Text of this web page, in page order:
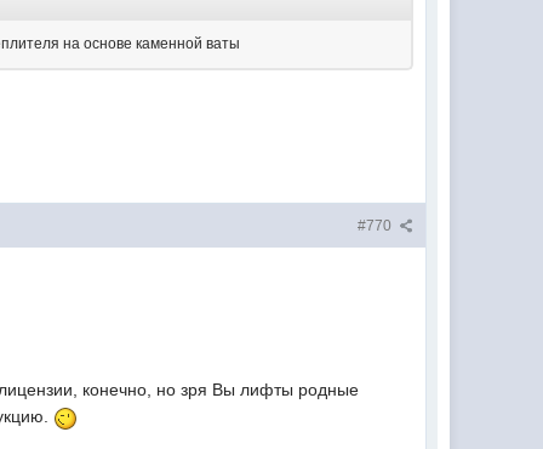
на основе каменной ваты
#770
конечно, но зря Вы лифты родные